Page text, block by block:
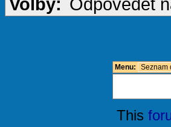
Menu: Seznam
This